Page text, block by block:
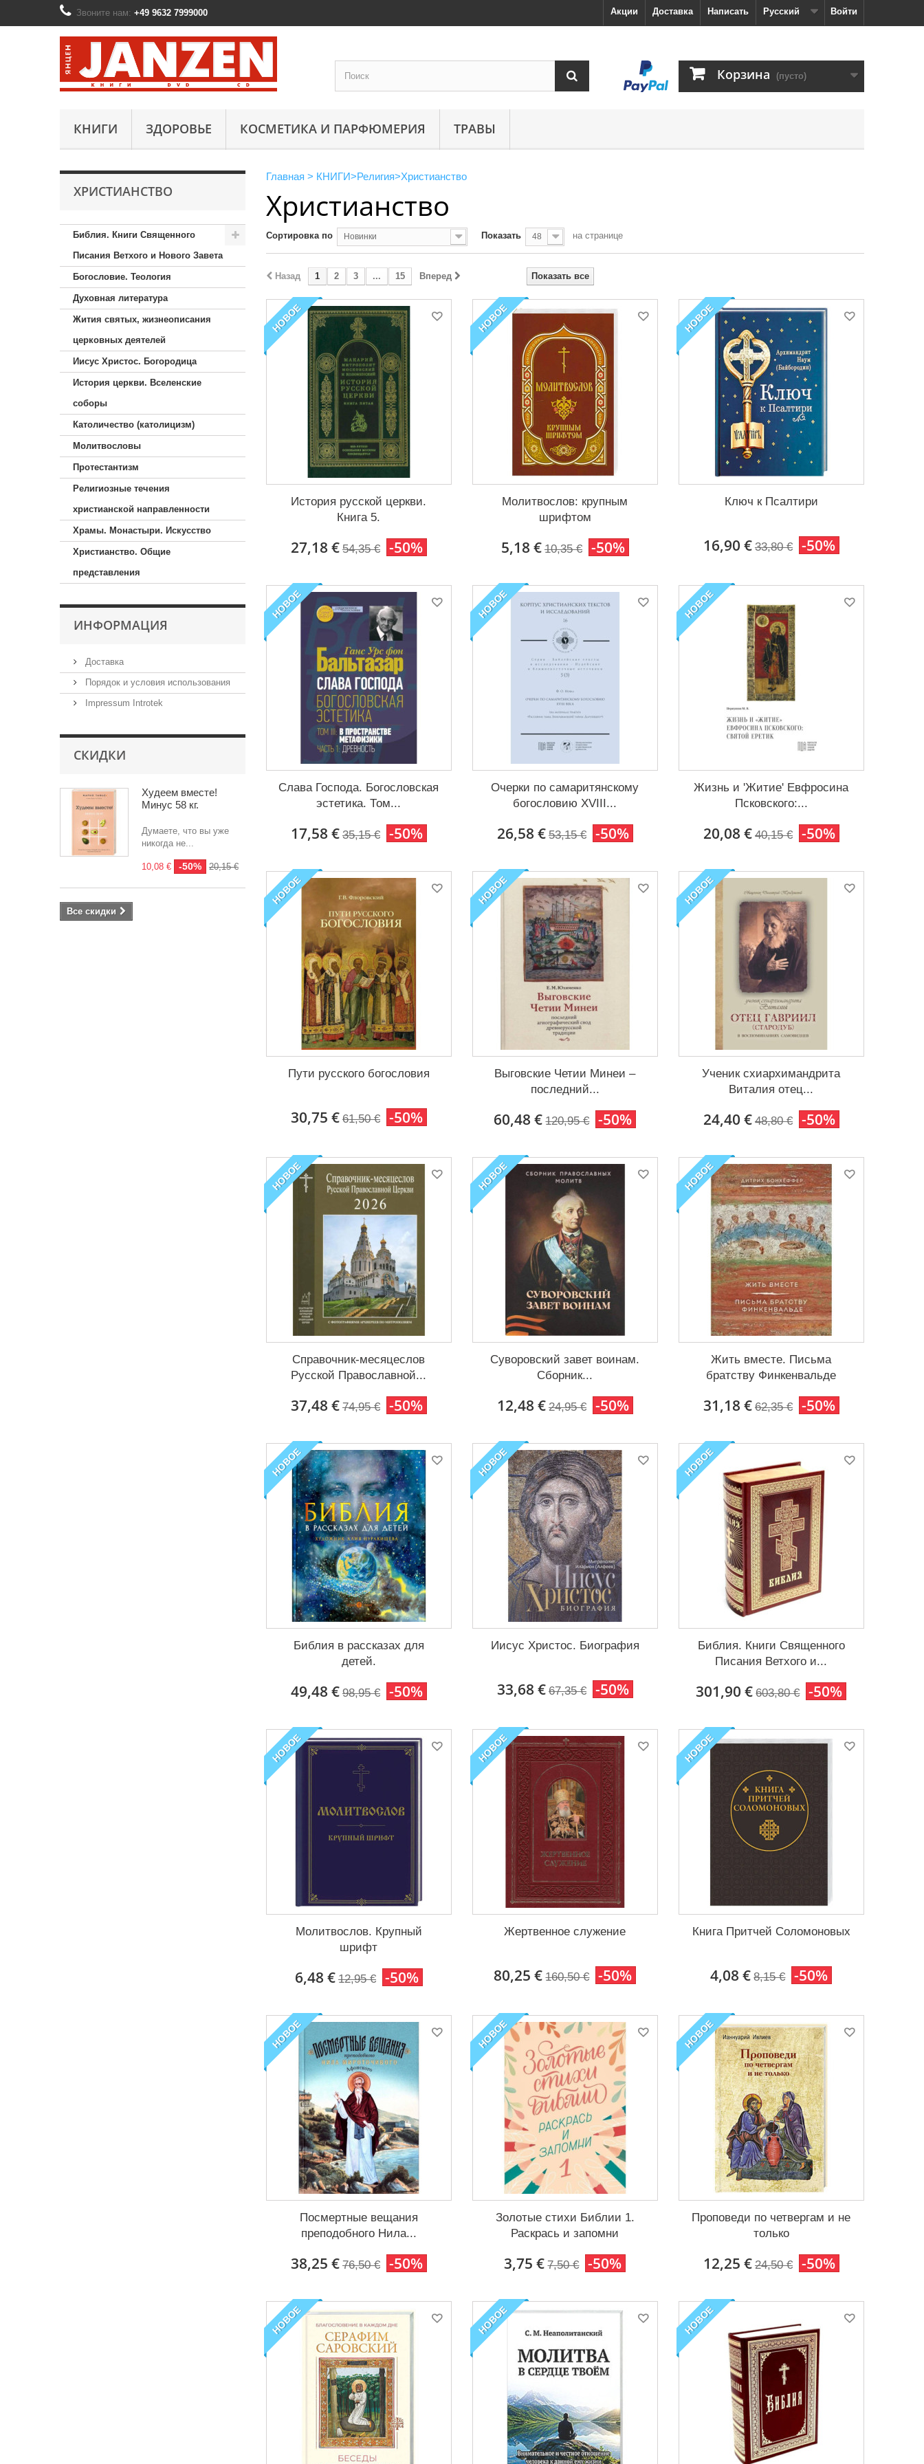
Войти
Русский
Написать
Доставка
Акции
Звоните нам: +49 9632 7999000
Корзина (пусто)
КНИГИ ЗДОРОВЬЕ КОСМЕТИКА И ПАРФЮМЕРИЯ ТРАВЫ
ХРИСТИАНСТВО
Библия. Книги Священного
Писания Ветхого и Нового Завета
Богословие. Теология
Духовная литература
Жития святых, жизнеописания
церковных деятелей
Иисус Христос. Богородица
История церкви. Вселенские
соборы
Католичество (католицизм)
Молитвословы
Протестантизм
Религиозные течения
христианской направленности
Храмы. Монастыри. Искусство
Христианство. Общие
представления
ИНФОРМАЦИЯ
Доставка
Порядок и условия использования
Impressum Introtek
СКИДКИ
Худеем вместе!
Минус 58 кг.
Думаете, что вы уже
никогда не...
10,08 € -50% 20,15 €
Все скидки
Главная > КНИГИ>Религия>Христианство
Христианство
Сортировка по Новинки Показать 48 на странице
Показать все
Назад 1 2 3 ... 15 Вперед
НОВОЕ
История русской церкви.
Книга 5.
27,18 € 54,35 € -50%
НОВОЕ
Молитвослов: крупным
шрифтом
5,18 € 10,35 € -50%
НОВОЕ
Ключ к Псалтири
16,90 € 33,80 € -50%
НОВОЕ
Слава Господа. Богословская
эстетика. Том...
17,58 € 35,15 € -50%
НОВОЕ
Очерки по самаритянскому
богословию XVIII...
26,58 € 53,15 € -50%
НОВОЕ
Жизнь и 'Житие' Евфросина
Псковского:...
20,08 € 40,15 € -50%
НОВОЕ
Пути русского богословия
30,75 € 61,50 € -50%
НОВОЕ
Выговские Четии Минеи –
последний...
60,48 € 120,95 € -50%
НОВОЕ
Ученик схиархимандрита
Виталия отец...
24,40 € 48,80 € -50%
НОВОЕ
Справочник-месяцеслов
Русской Православной...
37,48 € 74,95 € -50%
НОВОЕ
Суворовский завет воинам.
Сборник...
12,48 € 24,95 € -50%
НОВОЕ
Жить вместе. Письма
братству Финкенвальде
31,18 € 62,35 € -50%
НОВОЕ
Библия в рассказах для
детей.
49,48 € 98,95 € -50%
НОВОЕ
Иисус Христос. Биография
33,68 € 67,35 € -50%
НОВОЕ
Библия. Книги Священного
Писания Ветхого и...
301,90 € 603,80 € -50%
НОВОЕ
Молитвослов. Крупный
шрифт
6,48 € 12,95 € -50%
НОВОЕ
Жертвенное служение
80,25 € 160,50 € -50%
НОВОЕ
Книга Притчей Соломоновых
4,08 € 8,15 € -50%
НОВОЕ
Посмертные вещания
преподобного Нила...
38,25 € 76,50 € -50%
НОВОЕ
Золотые стихи Библии 1.
Раскрась и запомни
3,75 € 7,50 € -50%
НОВОЕ
Проповеди по четвергам и не
только
12,25 € 24,50 € -50%
НОВОЕ НОВОЕ НОВОЕ